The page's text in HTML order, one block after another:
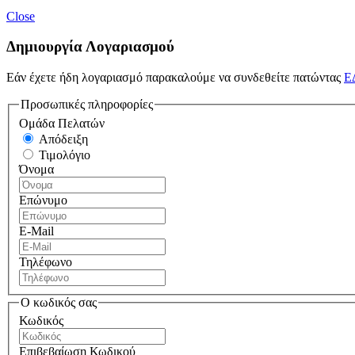
Close
Δημιουργία Λογαριασμού
Εάν έχετε ήδη λογαριασμό παρακαλούμε να συνδεθείτε πατώντας
Προσωπικές πληροφορίες
Ομάδα Πελατών
Απόδειξη
Τιμολόγιο
Όνομα
Επώνυμο
E-Mail
Τηλέφωνο
Ο κωδικός σας
Κωδικός
Επιβεβαίωση Κωδικού